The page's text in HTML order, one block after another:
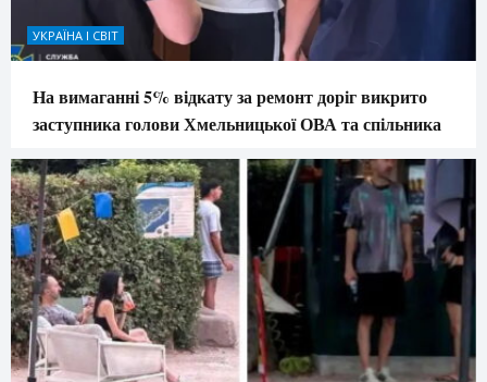
УКРАЇНА І СВІТ
На вимаганні 5% відкату за ремонт доріг викрито
заступника голови Хмельницької ОВА та спільника